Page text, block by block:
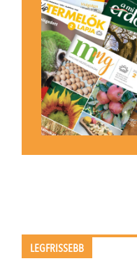
LEGFRISSEBB